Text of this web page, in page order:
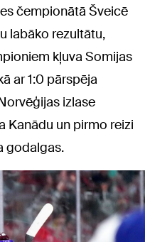
čempionātā Šveicē
labāko rezultātu,
kļuva Somijas
ar 1:0 pārspēja
izlase
Kanādu un pirmo reizi
godalgas.